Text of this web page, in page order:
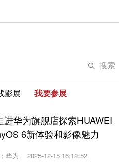
搜索
影展 我要参展
华为旗舰店探索HUAWEI
6新体验和影像魅力
华为 2025-12-15 16:12:52